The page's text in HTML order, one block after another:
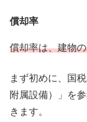
償却率
償却率は、建物
まず初めに、国
附属設備）」を
きます。